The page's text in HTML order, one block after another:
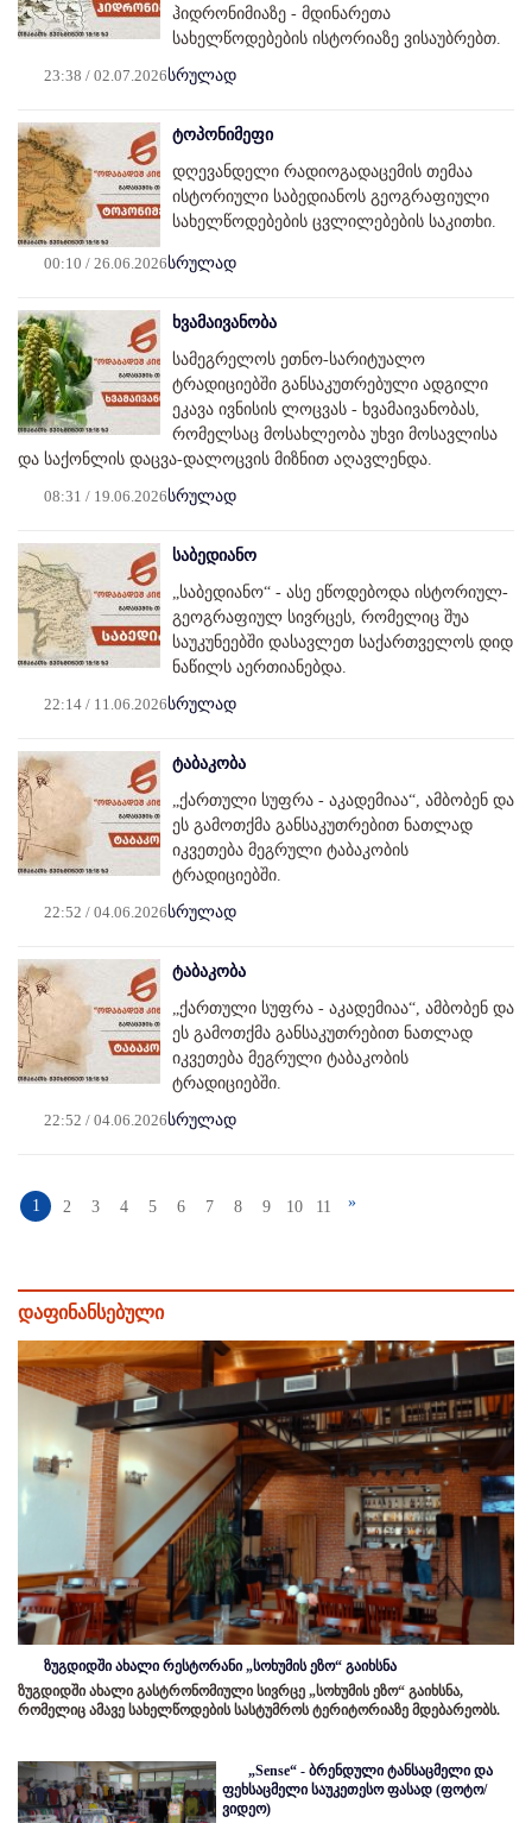
ჰიდრონიმიაზე - მდინარეთა
სახელწოდებების ისტორიაზე ვისაუბრებთ.
23:38 / 02.07.2026სრულად
ტოპონიმეფი
დღევანდელი რადიოგადაცემის თემაა
ისტორიული საბედიანოს გეოგრაფიული
სახელწოდებების ცვლილებების საკითხი.
00:10 / 26.06.2026სრულად
ხვამაივანობა
სამეგრელოს ეთნო-სარიტუალო
ტრადიციებში განსაკუთრებული ადგილი
ეკავა ივნისის ლოცვას - ხვამაივანობას,
რომელსაც მოსახლეობა უხვი მოსავლისა
და საქონლის დაცვა-დალოცვის მიზნით აღავლენდა.
08:31 / 19.06.2026სრულად
საბედიანო
„საბედიანო“ - ასე ეწოდებოდა ისტორიულ-
გეოგრაფიულ სივრცეს, რომელიც შუა
საუკუნეებში დასავლეთ საქართველოს დიდ
ნაწილს აერთიანებდა.
22:14 / 11.06.2026სრულად
ტაბაკობა
„ქართული სუფრა - აკადემიაა“, ამბობენ და
ეს გამოთქმა განსაკუთრებით ნათლად
იკვეთება მეგრული ტაბაკობის
ტრადიციებში.
22:52 / 04.06.2026სრულად
ტაბაკობა
„ქართული სუფრა - აკადემიაა“, ამბობენ და
ეს გამოთქმა განსაკუთრებით ნათლად
იკვეთება მეგრული ტაბაკობის
ტრადიციებში.
22:52 / 04.06.2026სრულად
1 2 3 4 5 6 7 8 9 10 11 »
დაფინანსებული
ზუგდიდში ახალი რესტორანი „სოხუმის ეზო“ გაიხსნა
ზუგდიდში ახალი გასტრონომიული სივრცე „სოხუმის ეზო“ გაიხსნა,
რომელიც ამავე სახელწოდების სასტუმროს ტერიტორიაზე მდებარეობს.
„Sense“ - ბრენდული ტანსაცმელი და
ფეხსაცმელი საუკეთესო ფასად (ფოტო/
ვიდეო)